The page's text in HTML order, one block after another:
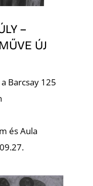
–
ÚJ
Barcsay 125
és Aula